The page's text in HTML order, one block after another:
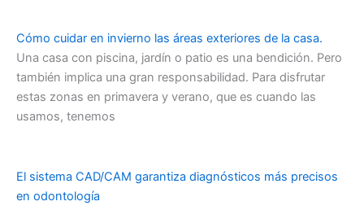
Cómo cuidar en invierno las áreas exteriores de la casa.
Una casa con piscina, jardín o patio es una bendición. Pero
también implica una gran responsabilidad. Para disfrutar
estas zonas en primavera y verano, que es cuando las
usamos, tenemos
El sistema CAD/CAM garantiza diagnósticos más precisos
en odontología